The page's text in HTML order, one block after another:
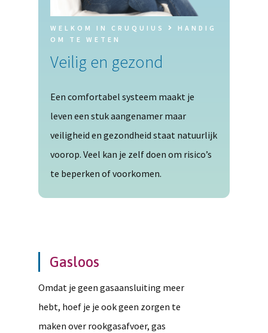
WELKOM IN CRUQUIUS
HANDIG
OM TE WETEN
Veilig en gezond
Een comfortabel systeem maakt je
leven een stuk aangenamer maar
veiligheid en gezondheid staat natuurlijk
voorop. Veel kan je zelf doen om risico’s
te beperken of voorkomen.
Gasloos
Omdat je geen gasaansluiting meer
hebt, hoef je je ook geen zorgen te
maken over rookgasafvoer, gas